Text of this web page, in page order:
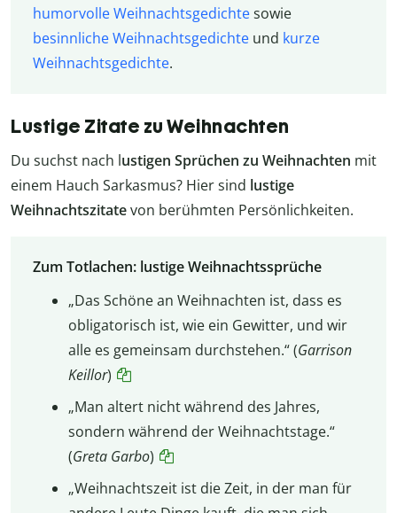
humorvolle Weihnachtsgedichtesowie
besinnliche Weihnachtsgedichteund kurze
Weihnachtsgedichte.
Lustige Zitate zu Weihnachten
Du suchst nach lustigen Sprüchen zu Weihnachten mit
einem Hauch Sarkasmus? Hier sind lustige
Weihnachtszitatevon berühmten Persönlichkeiten.
Zum Totlachen: lustige Weihnachtssprüche
„Das Schöne an Weihnachten ist, dass es
obligatorisch ist, wie ein Gewitter, und wir
alle es gemeinsam durchstehen.“ (Garrison
Keillor)
„Man altert nicht während des Jahres,
sondern während der Weihnachtstage.“
(Greta Garbo)
„Weihnachtszeit ist die Zeit, in der man für